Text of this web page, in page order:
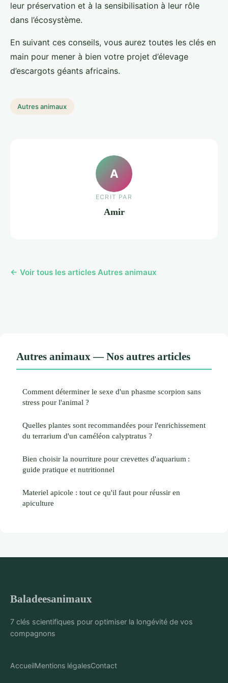
leur préservation et à la sensibilisation à leur rôle
dans l’écosystème.
En suivant ces conseils, vous aurez toutes les clés en
main pour mener à bien votre projet d’élevage
d’escargots géants africains.
Autres animaux
A
ECRIT PAR
Amir
← Voir tous les articles Autres animaux
Autres animaux — Nos autres articles
Comment déterminer le sexe d'un phasme scorpion sans
stress pour l'animal ?
Quelles plantes sont recommandées pour l'enrichissement
du terrarium d'un caméléon calyptratus ?
Bien choisir la nourriture pour crevettes d'aquarium :
guide pratique et nutritionnel
Materiel apicole : tout ce qu'il faut pour réussir en
apiculture
Baladeesanimaux
7 clés scientifiques pour optimiser la longévité de vos
compagnons
AccueilMentions légalesContact